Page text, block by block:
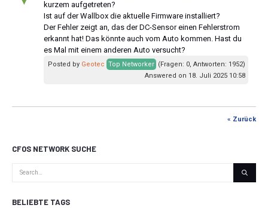
kurzem aufgetreten?
Ist auf der Wallbox die aktuelle Firmware installiert?
Der Fehler zeigt an, das der DC-Sensor einen Fehlerstrom
erkannt hat! Das könnte auch vom Auto kommen. Hast du
es Mal mit einem anderen Auto versucht?
Posted by Geotec Top Networker (Fragen: 0, Antworten: 1952)
Answered on 18. Juli 2025 10:58
« Zurück
CFOS NETWORK SUCHE
BELIEBTE TAGS